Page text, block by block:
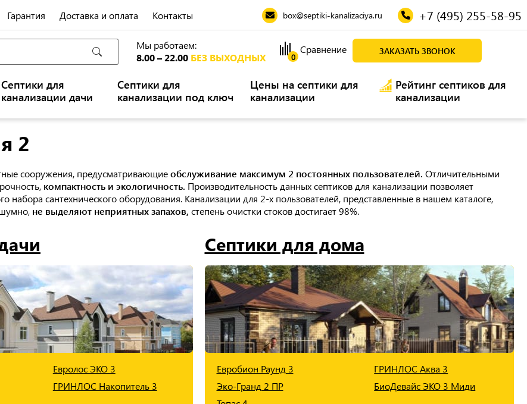
Гарантия Доставка и оплата Контакты box@septiki-kanalizaciya.ru +7 (495) 255-58-95
Мы работаем:
8.00 – 22.00 БЕЗ ВЫХОДНЫХ 0
Сравнение ЗАКАЗАТЬ ЗВОНОК
Септики для
канализации дачи
Септики для
канализации под ключ
Цены на септики для
канализации
Рейтинг септиков для
канализации
2
сооружения, предусматривающиеобслуживание максимум 2 постоянных пользователей. Отличительными
компактность и экологичность. Производительность данных септиков для канализации позволяет
набора сантехнического оборудования. Канализации для 2-х пользователей, представленные в нашем каталоге,
не выделяют неприятных запахов, степень очистки стоков достигает 98%.
Евролос ЭКО 3
ГРИНЛОС Накопитель 3
Септики для дома
Евробион Раунд 3
Эко-Гранд 2 ПР
ГРИНЛОС Аква 3
БиоДевайс ЭКО 3 Миди